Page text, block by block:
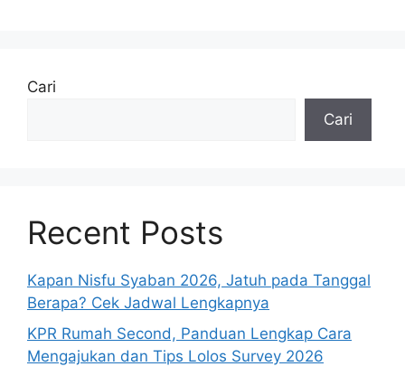
Cari
Cari
Recent Posts
Kapan Nisfu Syaban 2026, Jatuh pada Tanggal
Berapa? Cek Jadwal Lengkapnya
KPR Rumah Second, Panduan Lengkap Cara
Mengajukan dan Tips Lolos Survey 2026